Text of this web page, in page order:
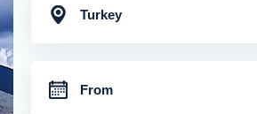
Turkey